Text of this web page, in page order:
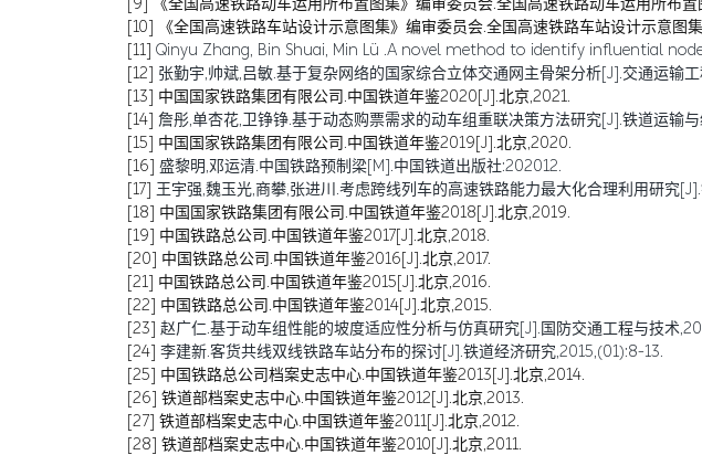
[10]
《全国高速铁路车站设计示意图集》编审委员会.全国高速铁路车站设计示意图
[11] Qinyu Zhang, Bin Shuai, Min Lü .A novel method to identify influential
[12] 张勤宇,帅斌,吕敏.基于复杂网络的国家综合立体交通网主骨架分析[J].交通运输
[13] 中国国家铁路集团有限公司.中国铁道年鉴2020[J].北京,2021.
[14] 詹彤,单杏花,卫铮铮.基于动态购票需求的动车组重联决策方法研究[J].铁道运输
[15] 中国国家铁路集团有限公司.中国铁道年鉴2019[J].北京,2020.
[16] 盛黎明,邓运清.中国铁路预制梁[M].中国铁道出版社:202012.
[17] 王宇强,魏玉光,商攀,张进川.考虑跨线列车的高速铁路能力最大化合理利用研究
[18] 中国国家铁路集团有限公司.中国铁道年鉴2018[J].北京,2019.
[19] 中国铁路总公司.中国铁道年鉴2017[J].北京,2018.
[20] 中国铁路总公司.中国铁道年鉴2016[J].北京,2017.
[21] 中国铁路总公司.中国铁道年鉴2015[J].北京,2016.
[22] 中国铁路总公司.中国铁道年鉴2014[J].北京,2015.
[23] 赵广仁.基于动车组性能的坡度适应性分析与仿真研究[J].国防交通工程与技术
[24] 李建新.客货共线双线铁路车站分布的探讨[J].铁道经济研究,2015,(01):8-13.
[25] 中国铁路总公司档案史志中心.中国铁道年鉴2013[J].北京,2014.
[26] 铁道部档案史志中心.中国铁道年鉴2012[J].北京,2013.
[27] 铁道部档案史志中心.中国铁道年鉴2011[J].北京,2012.
[28] 铁道部档案史志中心.中国铁道年鉴2010[J].北京,2011.